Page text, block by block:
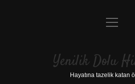
Anasayfa
Yasal Uyarı
menüyü
Yenilik Dolu
Hayatına tazelik katan